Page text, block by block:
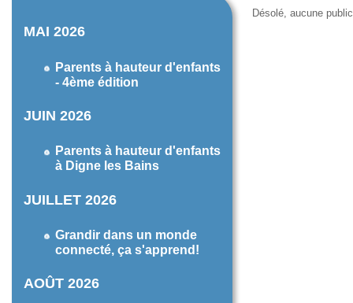
MAI 2026
Parents à hauteur d'enfants
- 4ème édition
JUIN 2026
Parents à hauteur d'enfants
à Digne les Bains
JUILLET 2026
Grandir dans un monde
connecté, ça s'apprend!
AOÛT 2026
Désolé, aucune